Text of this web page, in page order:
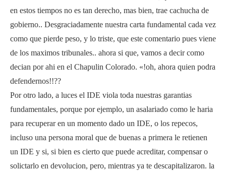
en estos tiempos no es tan derecho, mas bien, trae cachucha de
gobierno.. Desgraciadamente nuestra carta fundamental cada vez
como que pierde peso, y lo triste, que este comentario pues viene
de los maximos tribunales.. ahora si que, vamos a decir como
decian por ahi en el Chapulin Colorado. «!oh, ahora quien podra
defendernos!!??
Por otro lado, a luces el IDE viola toda nuestras garantias
fundamentales, porque por ejemplo, un asalariado como le haria
para recuperar en un momento dado un IDE, o los repecos,
incluso una persona moral que de buenas a primera le retienen
un IDE y si, si bien es cierto que puede acreditar, compensar o
solictarlo en devolucion, pero, mientras ya te descapitalizaron. la